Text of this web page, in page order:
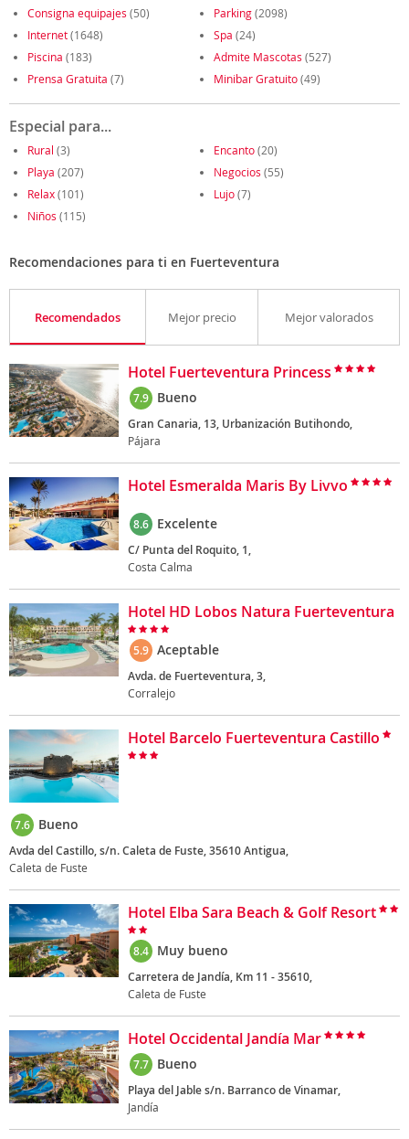
Consigna equipajes (50) Parking(2098)
Internet(1648) Spa (24)
Piscina (183) Admite Mascotas (527)
Prensa Gratuita (7) Minibar Gratuito(49)
Especial para...
Rural (3) Encanto(20)
Playa (207) Negocios (55)
Relax(101) Lujo(7)
Niños (115)
Recomendaciones para ti en Fuerteventura
Recomendados Mejor precio Mejor valorados
Hotel Fuerteventura Princess
7.9 Bueno
Gran Canaria, 13, Urbanización Butihondo,
Pájara
Hotel Esmeralda Maris By Livvo
8.6 Excelente
C/ Punta del Roquito, 1,
Costa Calma
Hotel HD Lobos Natura Fuerteventura
5.9 Aceptable
Avda. de Fuerteventura, 3,
Corralejo
Hotel Barcelo Fuerteventura Castillo
7.6 Bueno
Avda del Castillo, s/n. Caleta de Fuste, 35610 Antigua,
Caleta de Fuste
Hotel Elba Sara Beach & Golf Resort
8.4 Muy bueno
Carretera de Jandía, Km 11 - 35610,
Caleta de Fuste
Hotel Occidental Jandía Mar
7.7 Bueno
Playa del Jable s/n. Barranco de Vinamar,
Jandía